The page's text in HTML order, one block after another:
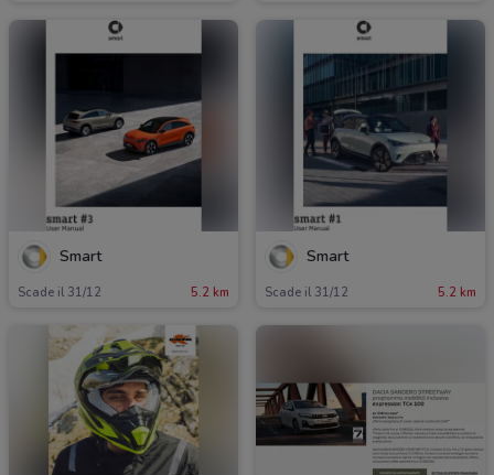
Smart
Scade il 31/12 5.2 km
Smart
Scade il 31/12 5.2 km